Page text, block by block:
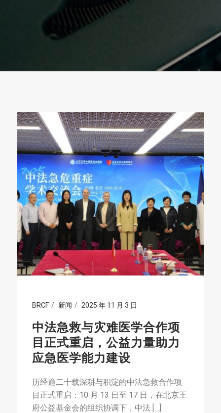
BRCF 新闻 2025 年 11 月 3 日
中法急救与灾难医学合作项
目正式重启，公益力量助力
应急医学能力建设
历经逾二十载深耕与积淀的中法急救合作项
目正式重启：10 月 13 日至 17 日，在北京王
府公益基金会的组织协调下，中法 […]